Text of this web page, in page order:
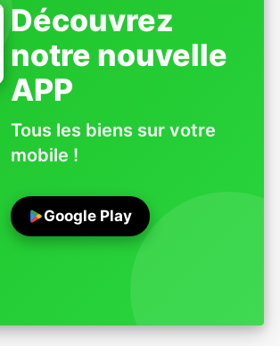
Découvrez
notre nouvelle
APP
Tous les biens sur votre
mobile !
Google Play